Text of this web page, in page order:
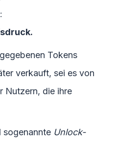
Tokens
verkauft, sei es von
Nutzern, die ihre
sogenannte Unlock-